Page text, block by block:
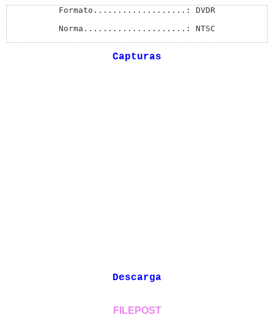
Formato...................: DVDR
Norma.....................: NTSC
Capturas
Descarga
FILEPOST